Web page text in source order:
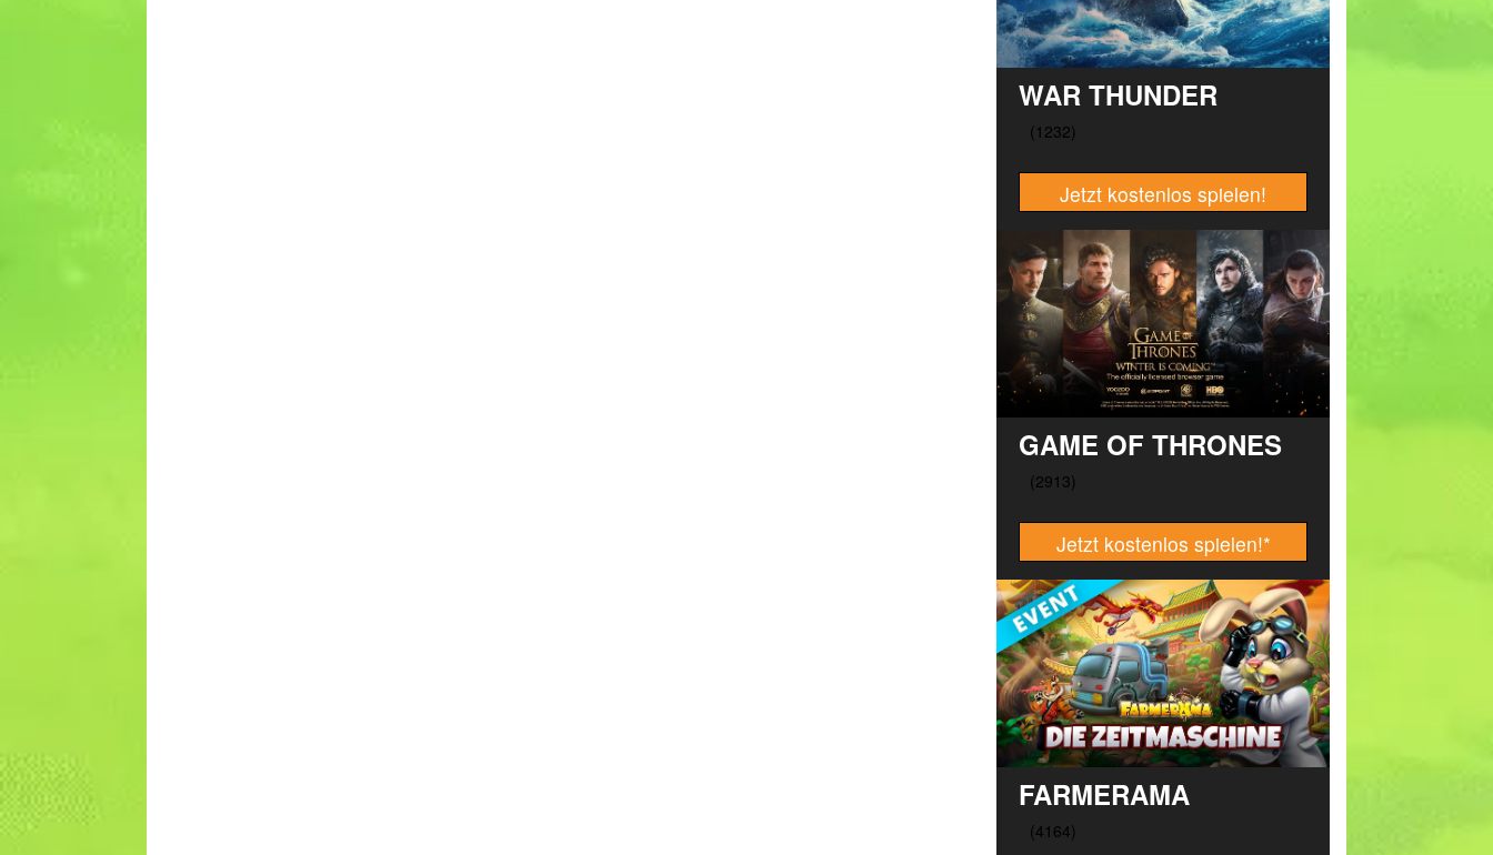
WAR THUNDER
Jetzt kostenlos spielen!
GAME OF THRONES
Jetzt kostenlos spielen!*
FARMERAMA